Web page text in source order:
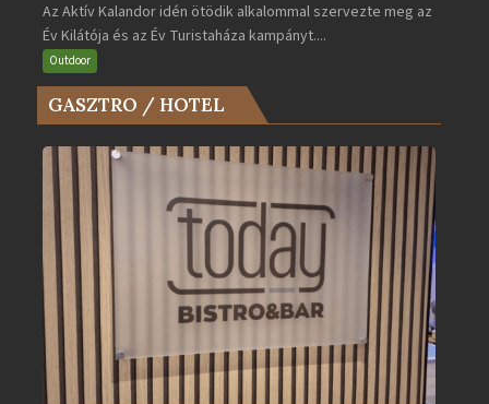
Év
Kilátója
és
az
Év
bejegyzéshez
Az Aktív Kalandor idén ötödik alkalommal szervezte meg az
Év Kilátója és az Év Turistaháza kampányt....
Outdoor
GASZTRO / HOTEL